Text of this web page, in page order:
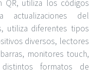
QR, utiliza los códigos
actualizaciones del
utiliza diferentes tipos
diversos, lectores
monitores touch,
formatos de